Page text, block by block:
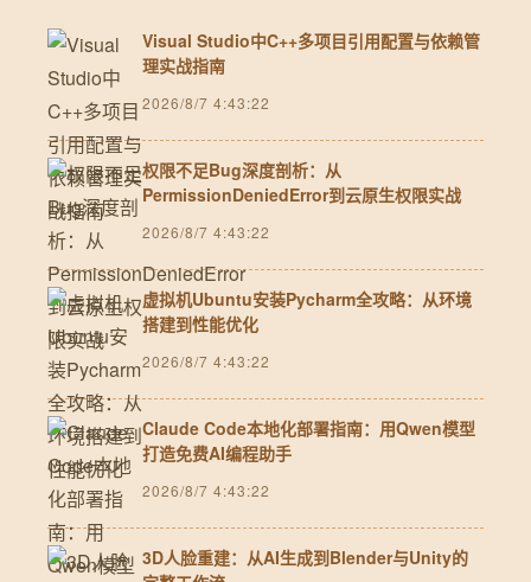
Visual Studio中C++多项目引用配置与依赖管
理实战指南
2026/8/7 4:43:22
权限不足Bug深度剖析：从
PermissionDeniedError到云原生权限实战
2026/8/7 4:43:22
虚拟机Ubuntu安装Pycharm全攻略：从环境
搭建到性能优化
2026/8/7 4:43:22
Claude Code本地化部署指南：用Qwen模型
打造免费AI编程助手
2026/8/7 4:43:22
3D人脸重建：从AI生成到Blender与Unity的